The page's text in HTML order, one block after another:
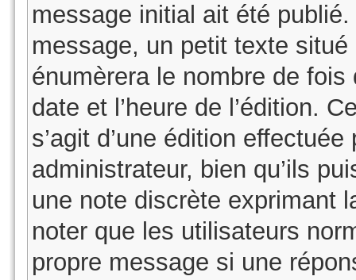
message initial ait été
message, un petit texte
énumèrera le nombre de
date et l’heure de l’édition.
s’agit d’une édition
administrateur, bien qu’ils
une note discrète exprimant
noter que les utilisateurs
propre message si une